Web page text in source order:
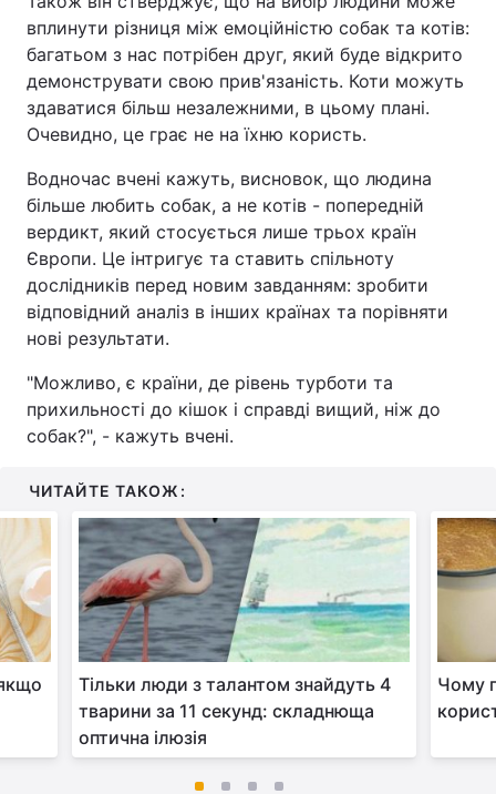
вплинути різниця між емоційністю собак та котів:
багатьом з нас потрібен друг, який буде відкрито
демонструвати свою прив'язаність. Коти можуть
здаватися більш незалежними, в цьому плані.
Очевидно, це грає не на їхню користь.
Водночас вчені кажуть, висновок, що людина
більше любить собак, а не котів - попередній
вердикт, який стосується лише трьох країн
Європи. Це інтригує та ставить спільноту
дослідників перед новим завданням: зробити
відповідний аналіз в інших країнах та порівняти
нові результати.
"Можливо, є країни, де рівень турботи та
прихильності до кішок і справді вищий, ніж до
собак?", - кажуть вчені.
ЧИТАЙТЕ ТАКОЖ:
Тільки люди з талантом знайдуть 4
тварини за 11 секунд: складнюща
оптична ілюзія
Чому